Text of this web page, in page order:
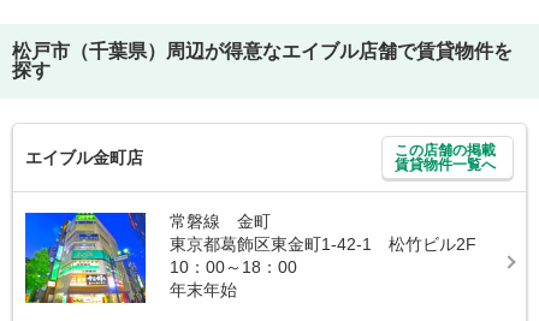
松戸市（千葉県）
周辺が得意なエイブル店舗で賃貸物件を
探す
エイブル金町店
この店舗の掲載
賃貸物件一覧へ
常磐線 金町
東京都葛飾区東金町1-42-1 松竹ビル2F
10：00～18：00
年末年始